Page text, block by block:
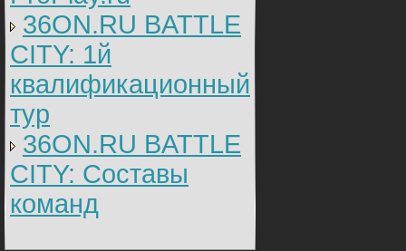
36ON.RU BATTLE
CITY: 1й
квалификационный
тур
36ON.RU BATTLE
CITY: Составы
команд